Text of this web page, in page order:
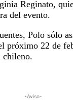
Reginato,
del evento.
Polo sólo
próximo 22 de
chileno.
-Aviso-